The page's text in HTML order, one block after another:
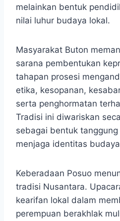
melainkan bentuk
nilai luhur budaya lokal.
Masyarakat Buton
sarana pembentukan
tahapan prosesi
etika, kesopanan,
serta penghormatan
Tradisi ini diwariskan
sebagai bentuk
menjaga identitas
Keberadaan Posuo
tradisi Nusantara.
kearifan lokal dalam
perempuan berakhlak